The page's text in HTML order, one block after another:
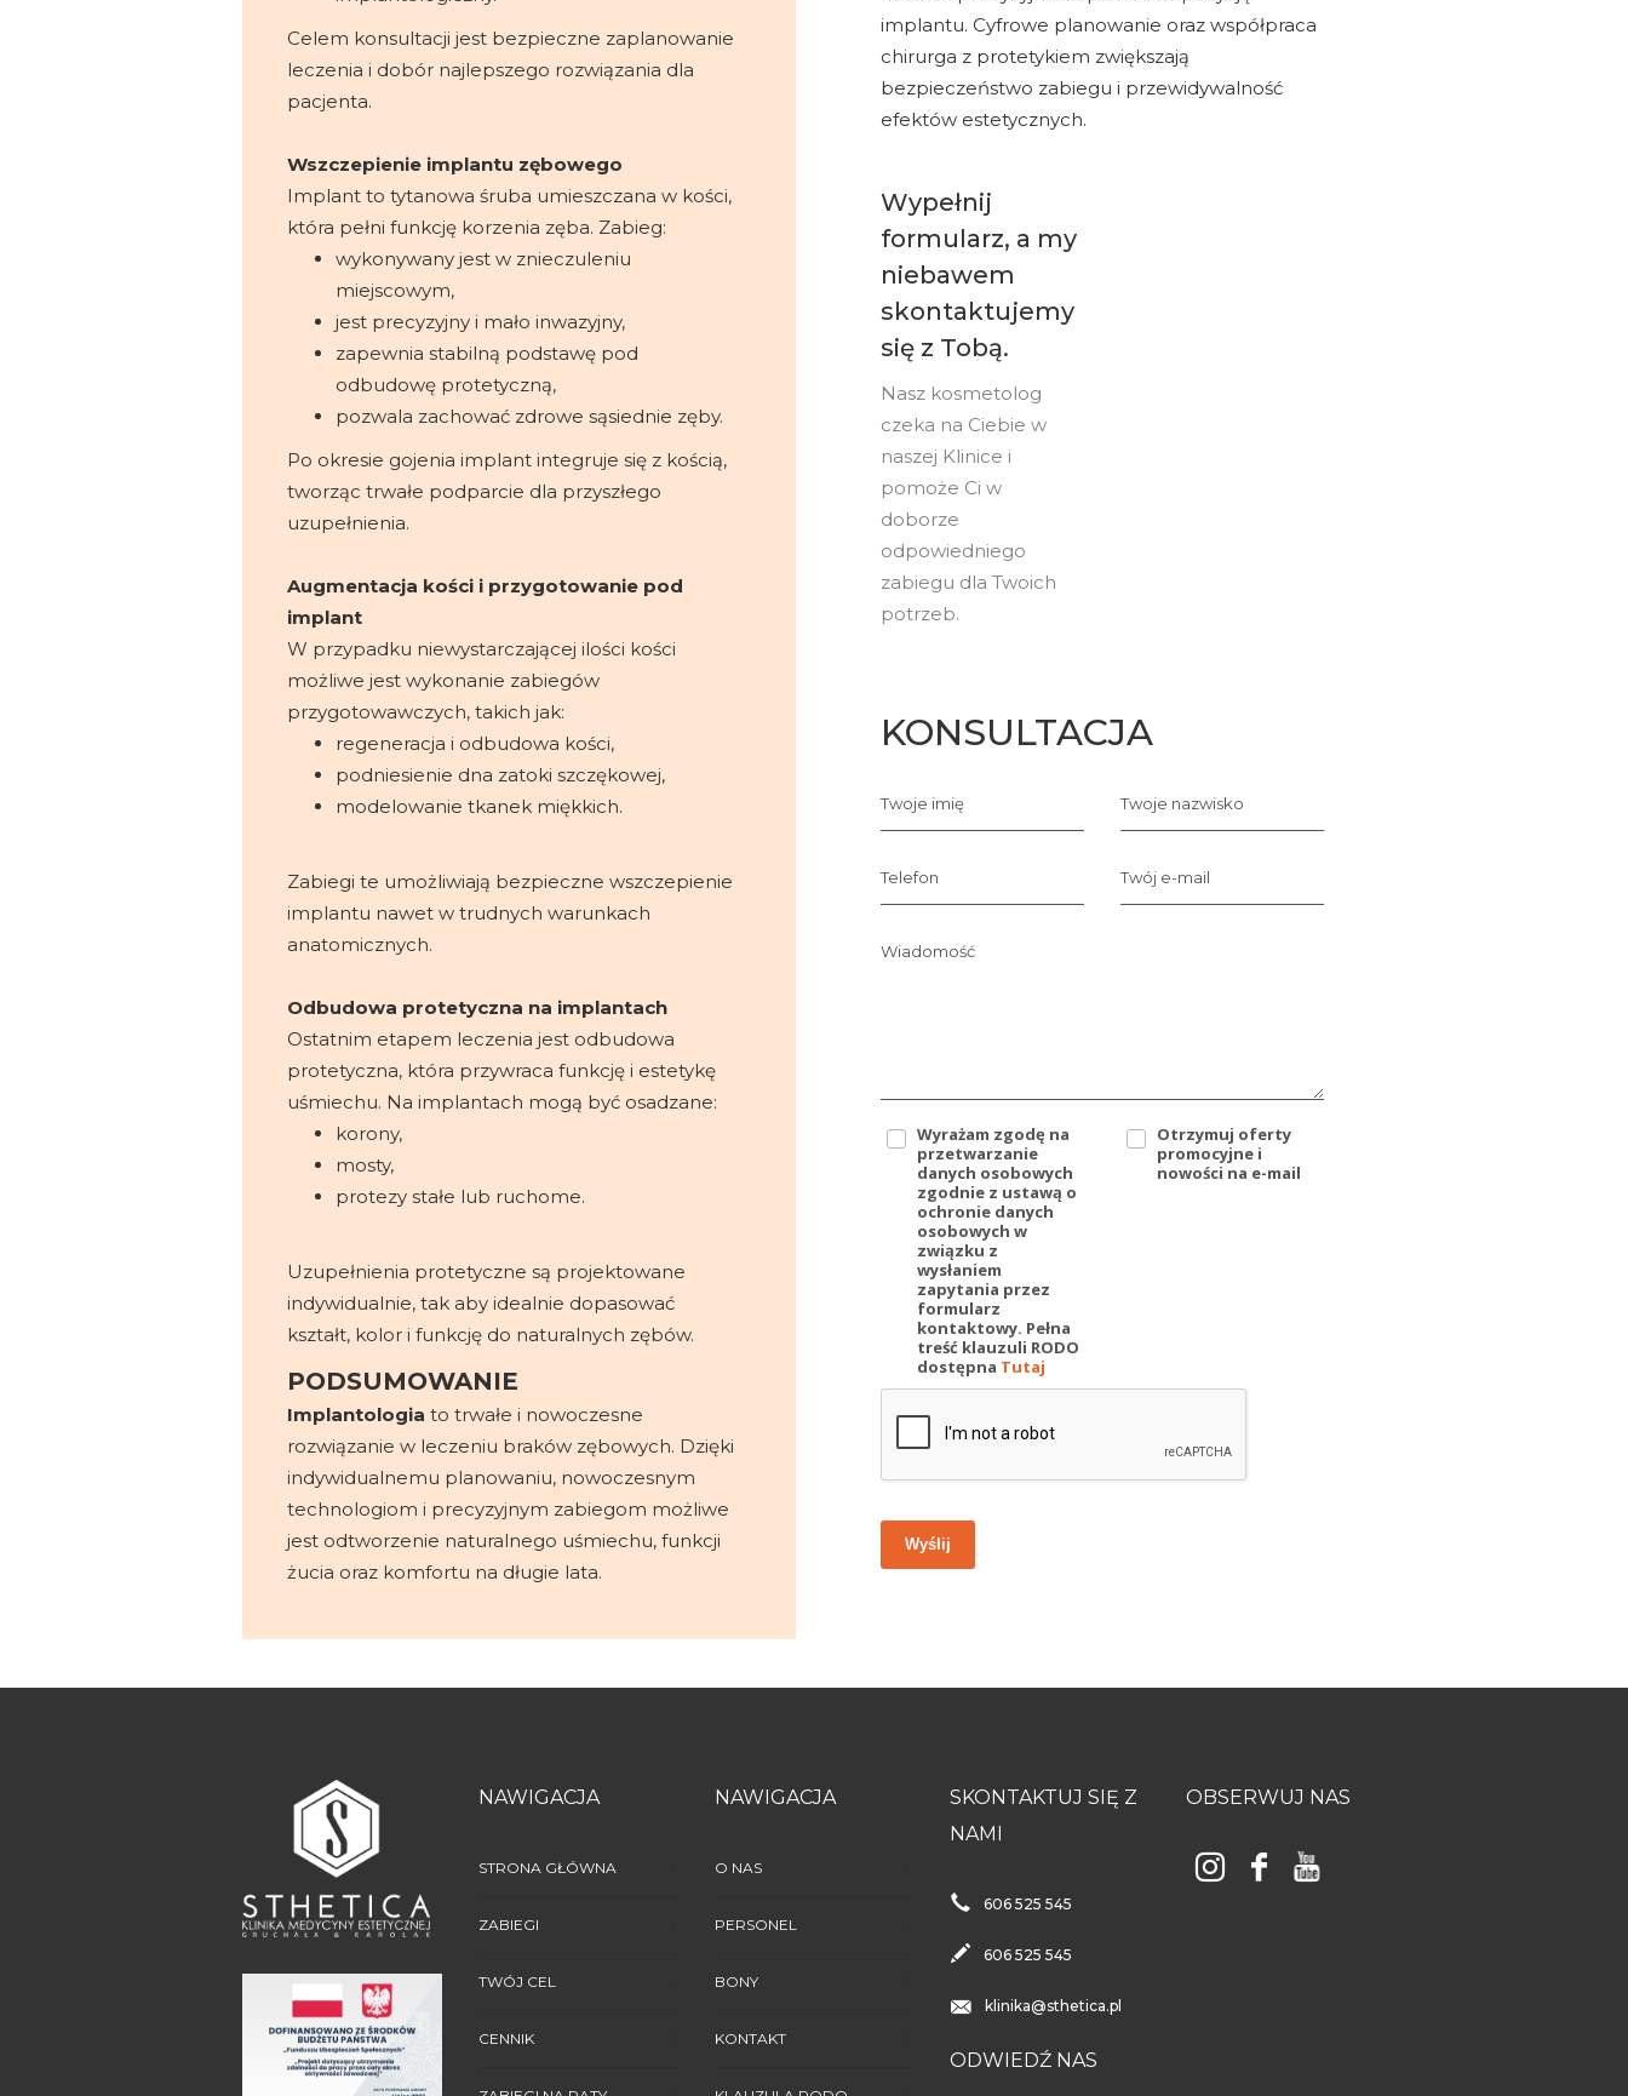
Celem konsultacji jest bezpieczne zaplanowanie
leczenia i dobór najlepszego rozwiązania dla
pacjenta.
Wszczepienie implantu zębowego
Implant to tytanowa śruba umieszczana w kości,
która pełni funkcję korzenia zęba. Zabieg:
wykonywany jest w znieczuleniu
miejscowym,
jest precyzyjny i mało inwazyjny,
zapewnia stabilną podstawę pod
odbudowę protetyczną,
pozwala zachować zdrowe sąsiednie zęby.
Po okresie gojenia implant integruje się z kością,
tworząc trwałe podparcie dla przyszłego
uzupełnienia.
Augmentacja kości i przygotowanie pod
implant
W przypadku niewystarczającej ilości kości
możliwe jest wykonanie zabiegów
przygotowawczych, takich jak:
regeneracja i odbudowa kości,
podniesienie dna zatoki szczękowej,
modelowanie tkanek miękkich.
Zabiegi te umożliwiają bezpieczne wszczepienie
implantu nawet w trudnych warunkach
anatomicznych.
Odbudowa protetyczna na implantach
Ostatnim etapem leczenia jest odbudowa
protetyczna, która przywraca funkcję i estetykę
uśmiechu. Na implantach mogą być osadzane:
korony,
mosty,
protezy stałe lub ruchome.
Uzupełnienia protetyczne są projektowane
indywidualnie, tak aby idealnie dopasować
kształt, kolor i funkcję do naturalnych zębów.
PODSUMOWANIE
Implantologia to trwałe i nowoczesne
rozwiązanie w leczeniu braków zębowych. Dzięki
indywidualnemu planowaniu, nowoczesnym
technologiom i precyzyjnym zabiegom możliwe
jest odtworzenie naturalnego uśmiechu, funkcji
żucia oraz komfortu na długie lata.
implantu. Cyfrowe planowanie oraz współpraca
chirurga z protetykiem zwiększają
bezpieczeństwo zabiegu i przewidywalność
efektów estetycznych.
Wypełnij
formularz, a my
niebawem
skontaktujemy
się z Tobą.
Nasz kosmetolog
czeka na Ciebie w
naszej Klinice i
pomoże Ci w
doborze
odpowiedniego
zabiegu dla Twoich
potrzeb.
KONSULTACJA
Twoje imię Twoje nazwisko
Telefon Twój e-mail
Wiadomość
Wyrażam zgodę na
przetwarzanie
danych osobowych
zgodnie z ustawą o
ochronie danych
osobowych w
związku z
wysłaniem
zapytania przez
formularz
kontaktowy. Pełna
treść klauzuli RODO
dostępna Tutaj
Otrzymuj oferty
promocyjne i
nowości na e-mail
Wyślij
NAWIGACJA
STRONA GŁÓWNA
ZABIEGI
TWÓJ CEL
CENNIK
NAWIGACJA
O NAS
PERSONEL
BONY
KONTAKT
SKONTAKTUJ SIĘ Z
NAMI
606 525 545
606 525 545
klinika@sthetica.pl
ODWIEDŹ NAS
OBSERWUJ NAS